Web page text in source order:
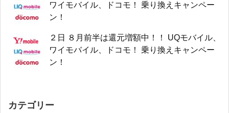
ワイモバイル、ドコモ！ 乗り換えキャンペー
ン！
２日 ８月前半は還元増額中！！ UQモバイル、
ワイモバイル、ドコモ！ 乗り換えキャンペー
ン！
カテゴリー